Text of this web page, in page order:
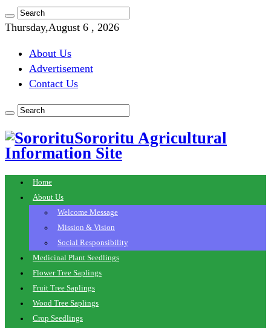
Thursday,August 6 , 2026
About Us
Advertisement
Contact Us
Sororitu Agricultural
Information Site
Home
About Us
Welcome Message
Mission & Vision
Social Responsibility
Medicinal Plant Seedlings
Flower Tree Saplings
Fruit Tree Saplings
Wood Tree Saplings
Crop Seedlings